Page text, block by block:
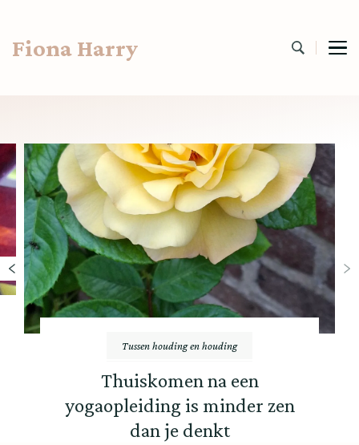
Fiona Harry
Tussen houding en houding
Thuiskomen na een
yogaopleiding is minder zen
dan je denkt